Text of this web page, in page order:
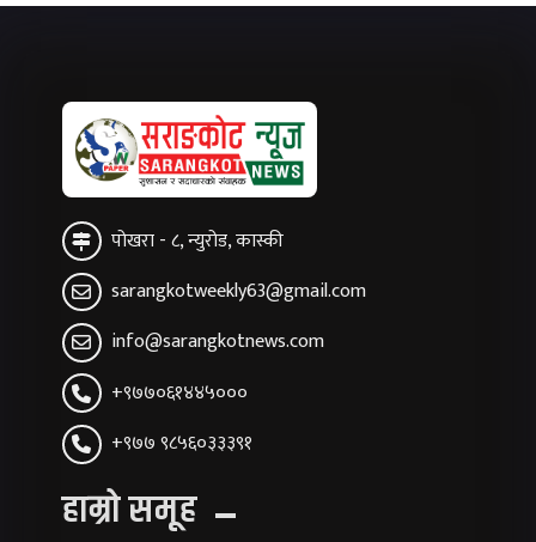
पोखरा - ८, न्युरोड, कास्की
sarangkotweekly63@gmail.com
info@sarangkotnews.com
+९७७०६१४४५०००
+९७७ ९८५६०३३३९१
हाम्रो समूह